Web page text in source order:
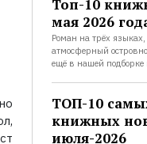
Топ-10
мая 2026
Роман на трёх языках,
атмосферный
ещё в нашей
ТОП-10
книжных
июля-2026